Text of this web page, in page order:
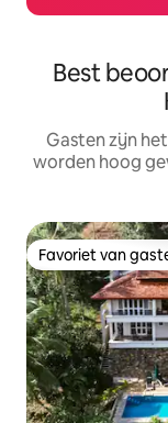
Best
Gasten zijn
worden hoog
Favoriet van
Favoriet van